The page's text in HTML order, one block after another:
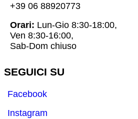
+39 06 88920773
Orari: Lun-Gio 8:30-18:00,
Ven 8:30-16:00,
Sab-Dom chiuso
SEGUICI SU
Facebook
Instagram